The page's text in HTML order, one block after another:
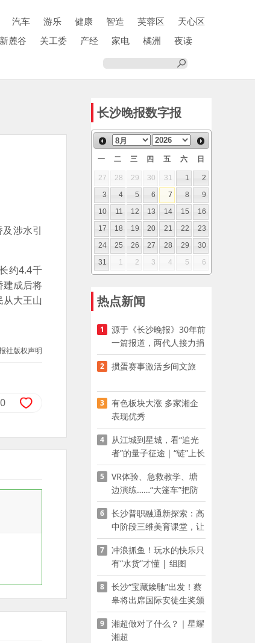
汽车 游乐 健康 智造 芙蓉区
天心区
麓谷 关工委 产经 家电 橘洲
夜读
涉水引
约4.4千
建成后将
从大王山
社版权声明
0
长沙晚报数字报
一 二 三 四 五 六 日
27 28 29 30 31 1
2
3
4 5 6 7 8
9
10
11 12 13 14 15
16
17
18 19 20 21 22
23
24
25 26 27 28 29
30
31
1 2 3 4 5 6
热点新闻
1
源于《长沙晚报》30年前
一篇报道，两代人接力捐
资助学
2 掼蛋赛事激活乡间文旅
3
有色板块大涨 多家湘企
表现优秀
4
从江城到星城，看“追光
者”的量子征途｜“链”上长
沙 “才”够硬核
5
VR体验、急救教学、塘
边演练……“大篷车”把防
溺水课堂搬到乡村青少年
家门口
6
长沙普职融通新探索：高
中阶段三维美育课堂，让
少年向美而生
7
冲浪抓鱼！玩水的快乐只
有“水货”才懂 | 组图
8
长沙“宝藏娭毑”出发！蔡
皋将出席国际安徒生奖颁
奖典礼并领奖
9
湘超做对了什么？｜星耀
湘超